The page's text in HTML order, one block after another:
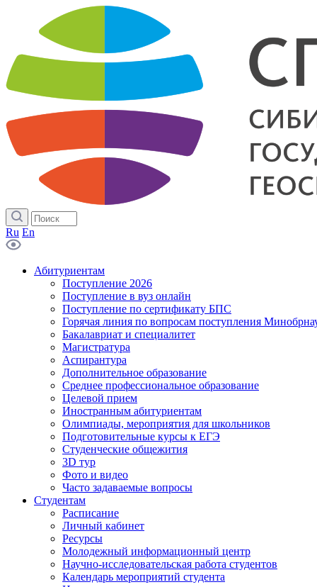
Ru En
Абитуриентам
Поступление 2026
Поступление в вуз онлайн
Поступление по сертификату БПС
Горячая линия по вопросам поступления
Бакалавриат и специалитет
Магистратура
Аспирантура
Дополнительное образование
Среднее профессиональное образование
Целевой прием
Иностранным абитуриентам
Олимпиады, мероприятия для школьников
Подготовительные курсы к ЕГЭ
Студенческие общежития
3D тур
Фото и видео
Часто задаваемые вопросы
Студентам
Расписание
Личный кабинет
Ресурсы
Молодежный информационный центр
Научно-исследовательская работа студентов
Календарь мероприятий студента